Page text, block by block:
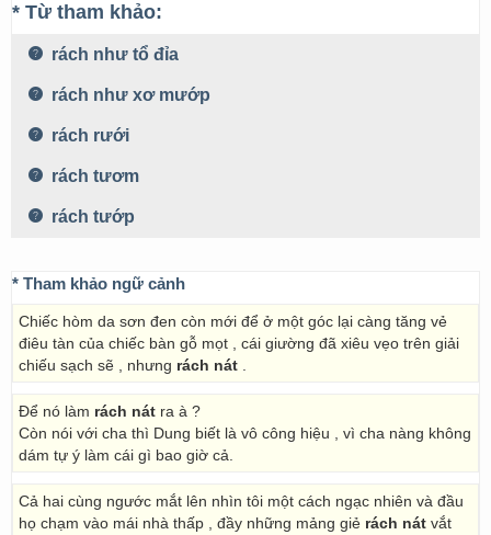
* Từ tham khảo:
rách như tổ đỉa
rách như xơ mướp
rách rưới
rách tươm
rách tướp
* Tham khảo ngữ cảnh
Chiếc hòm da sơn đen còn mới để ở một góc lại càng tăng vẻ
điêu tàn của chiếc bàn gỗ mọt , cái giường đã xiêu vẹo trên giải
chiếu sạch sẽ , nhưng rách nát
Để nó làm rách nát ra à ?
Còn nói với cha thì Dung biết là vô công hiệu , vì cha nàng không
dám tự ý làm cái gì bao giờ cả.
Cả hai cùng ngước mắt lên nhìn tôi một cách ngạc nhiên và đầu
họ chạm vào mái nhà thấp , đầy những mảng giẻ rách nát vắt